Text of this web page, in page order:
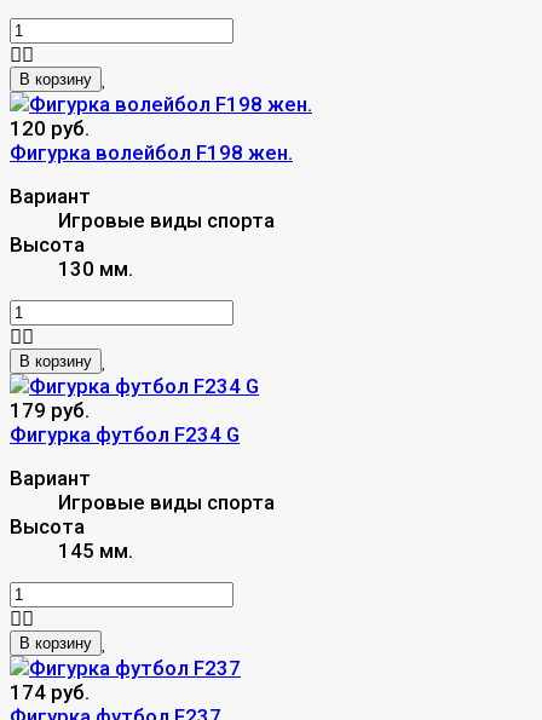
В корзину
120 руб.
Фигурка волейбол F198 жен.
Вариант
Игровые виды спорта
Высота
130 мм.
В корзину
179 руб.
Фигурка футбол F234 G
Вариант
Игровые виды спорта
Высота
145 мм.
В корзину
174 руб.